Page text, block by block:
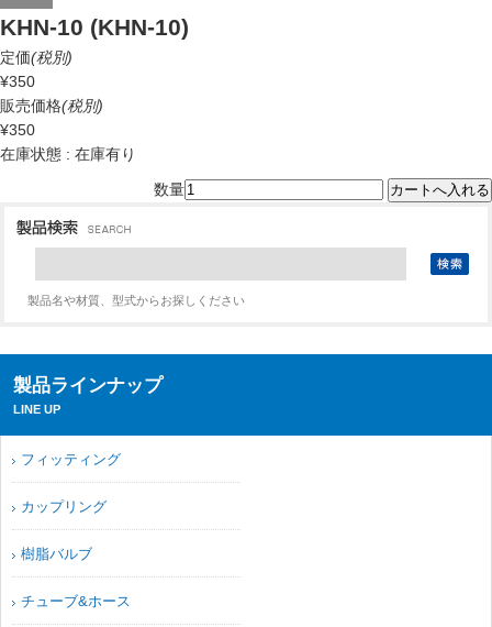
KHN-10 (KHN-10)
定価(税別)
¥350
販売価格(税別)
¥350
在庫状態 : 在庫有り
数量
製品名や材質、型式からお探しください
製品ラインナップ
LINE UP
フィッティング
カップリング
樹脂バルブ
チューブ&ホース